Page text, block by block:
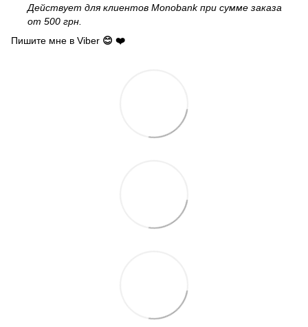
Действует для клиентов Monobank при сумме заказа
от 500 грн.
Пишите мне в Viber 😊 ❤️